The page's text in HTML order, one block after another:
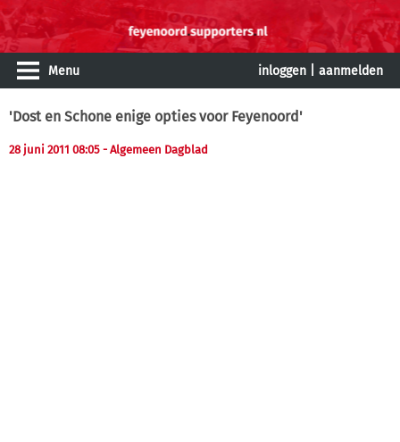
Menu inloggen aanmelden
'Dost en Schone enige opties voor Feyenoord'
28 juni 2011 08:05 - Algemeen Dagblad